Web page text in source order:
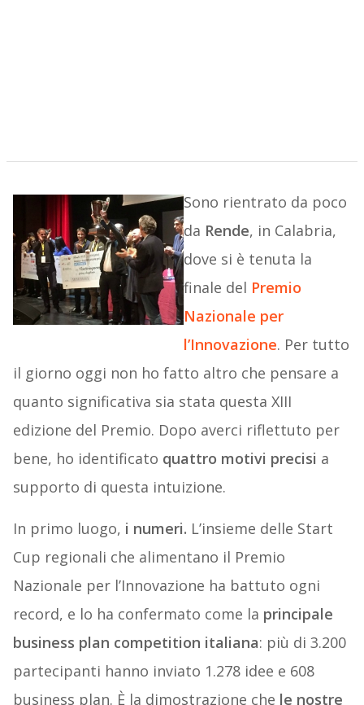
Sono rientrato da poco
da Rende, in Calabria,
dove si è tenuta la
finale del Premio
Nazionale per
l’Innovazione. Per tutto
il giorno oggi non ho fatto altro che pensare a
quanto significativa sia stata questa XIII
edizione del Premio. Dopo averci riflettuto per
bene, ho identificato quattro motivi precisi a
supporto di questa intuizione.
In primo luogo, i numeri. L’insieme delle Start
Cup regionali che alimentano il Premio
Nazionale per l’Innovazione ha battuto ogni
record, e lo ha confermato come la principale
business plan competition italiana: più di 3.200
partecipanti hanno inviato 1.278 idee e 608
business plan. È la dimostrazione che le nostre